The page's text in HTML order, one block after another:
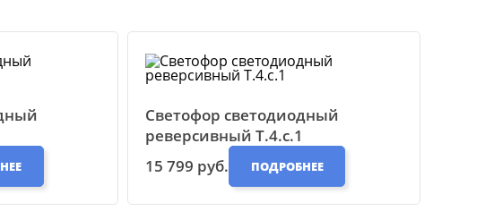
Светофор светодиодный
реверсивный Т.4.с.1
15 799 руб.
ПОДРОБНЕЕ